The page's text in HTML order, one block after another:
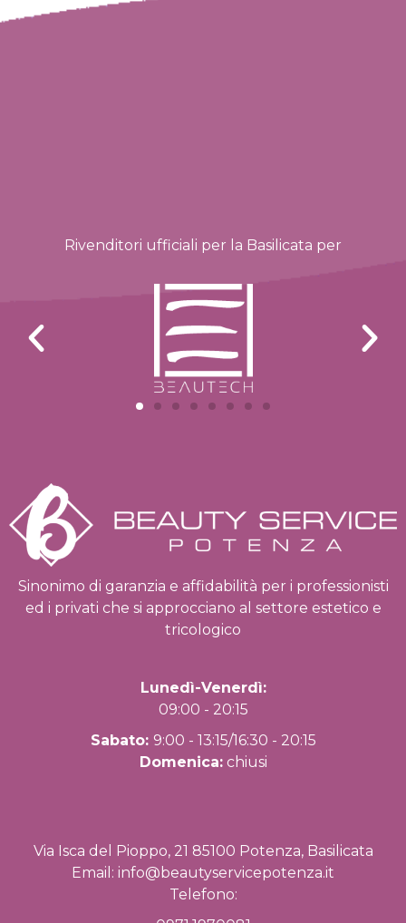
Rivenditori ufficiali per la Basilicata per
Sinonimo di garanzia e affidabilità per i professionisti
ed i privati che si approcciano al settore estetico e
tricologico
Lunedì-Venerdì:
09:00 - 20:15
Sabato: 9:00 - 13:15/16:30 - 20:15
Domenica:chiusi
Via Isca del Pioppo, 21 85100 Potenza, Basilicata
Email: info@beautyservicepotenza.it
Telefono: